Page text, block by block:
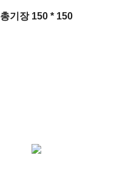
총기장 150 * 150